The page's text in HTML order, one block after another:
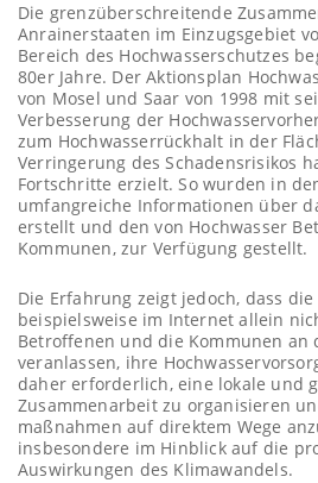
Die grenzüberschreitende
Anrainerstaaten im Einzugsgebiet
Bereich des Hochwasserschutzes
80er Jahre. Der Aktionsplan
von Mosel und Saar von 1998 mit
Verbesserung der
zum Hochwasserrückhalt in der
Verringerung des Schadensrisikos
Fortschritte erzielt. So wurden in
umfangreiche Informationen über
erstellt und den von Hochwasser
Kommunen, zur Verfügung gestellt.
Die Erfahrung zeigt jedoch, dass
beispielsweise im Internet allein
Betroffenen und die Kommunen an
veranlassen, ihre
daher erforderlich, eine lokale und
Zusammenarbeit zu organisieren
maßnahmen auf direktem Wege
insbesondere im Hinblick auf die
Auswirkungen des Klimawandels.